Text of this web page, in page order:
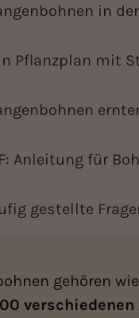
in
Pflanzplan mit
Anleitung für
gestellte
gehören
verschiedenen